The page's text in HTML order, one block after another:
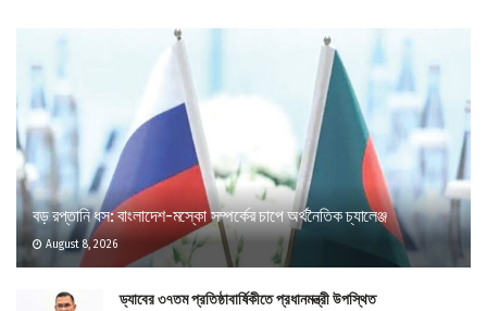
বড় রপ্তানি ধস: বাংলাদেশ-মস্কো সম্পর্কের চাপে অর্থনৈতিক চ্যালেঞ্জ
August 8, 2026
ড্যাবের ৩৭তম প্রতিষ্ঠাবার্ষিকীতে প্রধানমন্ত্রী উপস্থিত